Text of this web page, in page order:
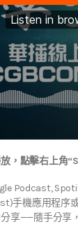
，點擊右上角
Podcast,
手機應用程序或
享——隨手分享